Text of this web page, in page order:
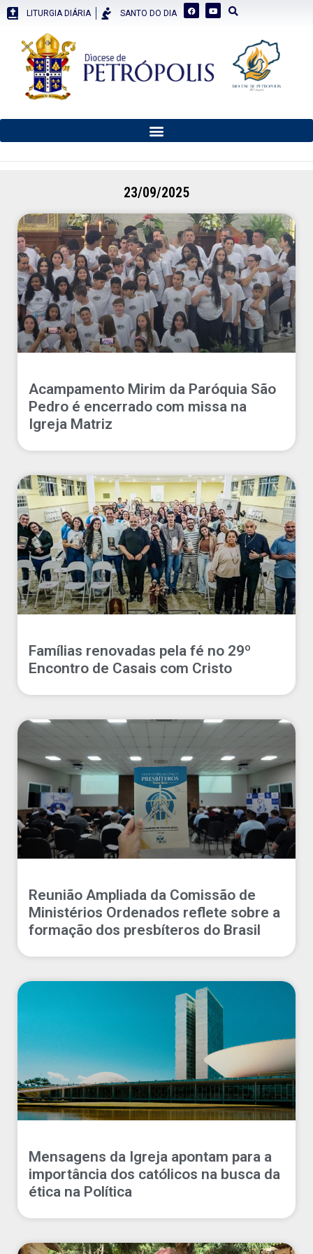
LITURGIA DIÁRIA SANTO DO DIA
23/09/2025
Acampamento Mirim da Paróquia São
Pedro é encerrado com missa na
Igreja Matriz
Famílias renovadas pela fé no 29º
Encontro de Casais com Cristo
Reunião Ampliada da Comissão de
Ministérios Ordenados reflete sobre a
formação dos presbíteros do Brasil
Mensagens da Igreja apontam para a
importância dos católicos na busca da
ética na Política